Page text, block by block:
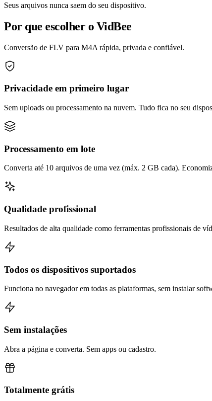
Seus arquivos nunca saem do seu dispositivo.
Por que escolher o VidBee
Conversão de FLV para M4A rápida, privada e confiável.
Privacidade em primeiro lugar
Sem uploads ou processamento na nuvem. Tudo fica no seu
Processamento em lote
Converta até 10 arquivos de uma vez (máx. 2 GB cada).
Qualidade profissional
Resultados de alta qualidade como ferramentas profissionais de
Todos os dispositivos suportados
Funciona no navegador em todas as plataformas, sem instalar
Sem instalações
Abra a página e converta. Sem apps ou cadastro.
Totalmente grátis